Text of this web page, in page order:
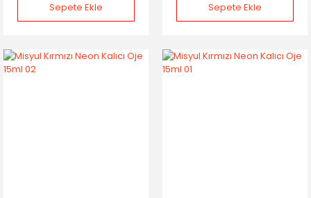
Sepete Ekle Sepete Ekle